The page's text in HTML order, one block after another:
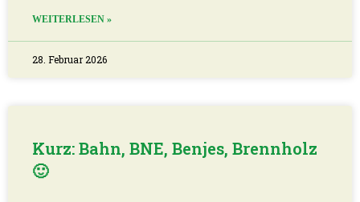
WEITERLESEN »
28. Februar 2026
Kurz: Bahn, BNE, Benjes, Brennholz
🙂